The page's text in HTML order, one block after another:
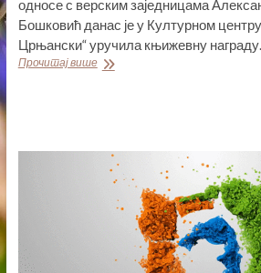
односе с верским заједницама
Бошковић данас је у Културном
Црњански“ уручила књижевну награду…
Прочитај вишеСЕКРЕТАРКА
„МИЛИЦА
СТОЈАДИНОВИЋ
СРПКИЊА“